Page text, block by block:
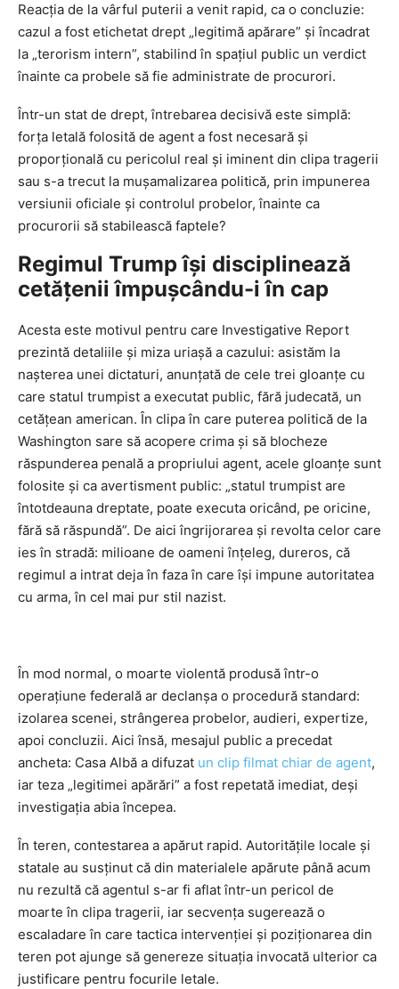
Reacția de la vârful puterii a venit rapid, ca o concluzie:
cazul a fost etichetat drept „legitimă apărare” și încadrat
la „terorism intern”, stabilind în spațiul public un verdict
înainte ca probele să fie administrate de procurori.
Într-un stat de drept, întrebarea decisivă este simplă:
forța letală folosită de agent a fost necesară și
proporțională cu pericolul real și iminent din clipa tragerii
sau s-a trecut la mușamalizarea politică, prin impunerea
versiunii oficiale și controlul probelor, înainte ca
procurorii să stabilească faptele?
Regimul Trump își disciplinează
cetățenii împușcându-i în cap
Acesta este motivul pentru care Investigative Report
prezintă detaliile și miza uriașă a cazului: asistăm la
nașterea unei dictaturi, anunțată de cele trei gloanțe cu
care statul trumpist a executat public, fără judecată, un
cetățean american. În clipa în care puterea politică de la
Washington sare să acopere crima și să blocheze
răspunderea penală a propriului agent, acele gloanțe sunt
folosite și ca avertisment public: „statul trumpist are
întotdeauna dreptate, poate executa oricând, pe oricine,
fără să răspundă”. De aici îngrijorarea și revolta celor care
ies în stradă: milioane de oameni înțeleg, dureros, că
regimul a intrat deja în faza în care își impune autoritatea
cu arma, în cel mai pur stil nazist.
În mod normal, o moarte violentă produsă într-o
operațiune federală ar declanșa o procedură standard:
izolarea scenei, strângerea probelor, audieri, expertize,
apoi concluzii. Aici însă, mesajul public a precedat
ancheta: Casa Albă a difuzat un clip filmat chiar de agent,
iar teza „legitimei apărări” a fost repetată imediat, deși
investigația abia începea.
În teren, contestarea a apărut rapid. Autoritățile locale și
statale au susținut că din materialele apărute până acum
nu rezultă că agentul s-ar fi aflat într-un pericol de
moarte în clipa tragerii, iar secvența sugerează o
escaladare în care tactica intervenției și poziționarea din
teren pot ajunge să genereze situația invocată ulterior ca
justificare pentru focurile letale.